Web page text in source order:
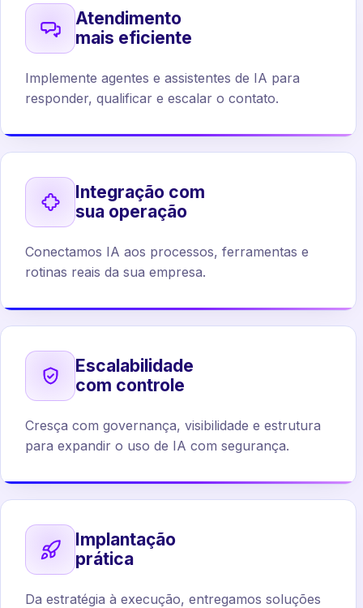
Atendimento
mais eficiente
Implemente agentes e assistentes de IA para
responder, qualificar e escalar o contato.
Integração com
sua operação
Conectamos IA aos processos, ferramentas e
rotinas reais da sua empresa.
Escalabilidade
com controle
Cresça com governança, visibilidade e estrutura
para expandir o uso de IA com segurança.
Implantação
prática
Da estratégia à execução, entregamos soluções